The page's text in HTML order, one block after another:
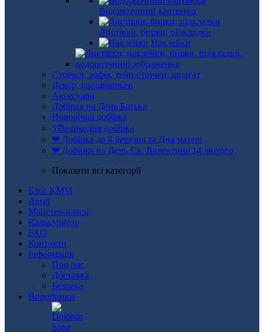
Водорозчинні картинки
Листівки, бирки, підкладки
Наклейки
Стрічки, рафія, тейп-стрічки, шпагат
Декор, наповнювачі
Аксесуари
Добірка на День Батька
Новорічна добірка
☦Великодня добірка
❤ Добірка до 8 березня та Дня матері
❤ Добірка на День Св. Валентина 14 лютого
Показати всі категорії
Блог КММ
Акції
Майстер-класи
Калькулятор
FAQ
Контакти
Інформація
Про нас
Доставка
Безпека
Виробники